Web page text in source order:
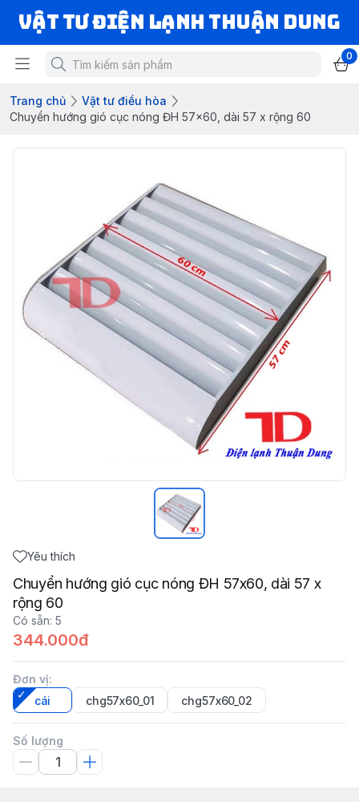
VẬT TƯ ĐIỆN LẠNH THUẬN DUNG
0
Trang chủ
Vật tư điều hòa
Chuyển hướng gió cục nóng ĐH 57x60, dài 57 x rộng 60
Yêu thích
Chuyển hướng gió cục nóng ĐH 57x60, dài 57 x
rộng 60
Có sẵn: 5
344.000đ
Đơn vị:
cái
chg57x60_01 chg57x60_02
Số lượng